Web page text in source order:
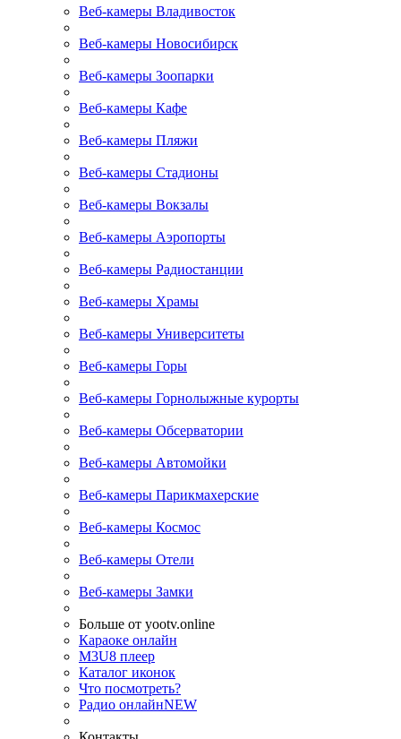
Веб-камеры Владивосток
Веб-камеры Новосибирск
Веб-камеры Зоопарки
Веб-камеры Кафе
Веб-камеры Пляжи
Веб-камеры Стадионы
Веб-камеры Вокзалы
Веб-камеры Аэропорты
Веб-камеры Радиостанции
Веб-камеры Храмы
Веб-камеры Университеты
Веб-камеры Горы
Веб-камеры Горнолыжные курорты
Веб-камеры Обсерватории
Веб-камеры Автомойки
Веб-камеры Парикмахерские
Веб-камеры Космос
Веб-камеры Отели
Веб-камеры Замки
Больше от yootv.online
Караоке онлайн
M3U8 плеер
Каталог иконок
Что посмотреть?
Радио онлайнNEW